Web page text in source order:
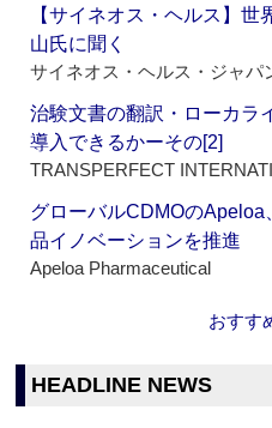
【サイネオス・ヘルス】
山氏に聞く
サイネオス・ヘルス・ジャパ
治験文書の翻訳・ローカラ
導入できるかーその[2]
TRANSPERFECT
グローバルCDMOの
品イノベーションを推進
Apeloa Pharmaceutical
おすす
HEADLINE NEWS